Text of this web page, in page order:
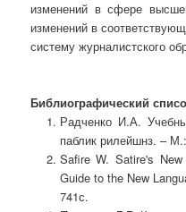
изменений в сфере
изменений в
систему журналистского
Библиографический
Радченко И.А.
паблик рилейшнз. –
Safire W. Satire's
Guide to the New
741с.